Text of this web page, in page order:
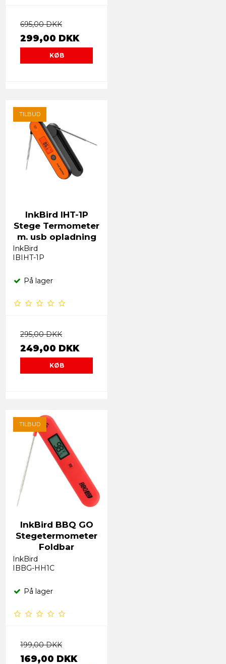
695,00 DKK
299,00 DKK
KØB
TILBUD
InkBird IHT-1P
Stege Termometer
m. usb opladning
InkBird
IBIHT-1P
På lager
295,00 DKK
249,00 DKK
KØB
TILBUD
InkBird BBQ GO
Stegetermometer
Foldbar
InkBird
IBBG-HH1C
På lager
199,00 DKK
169,00 DKK